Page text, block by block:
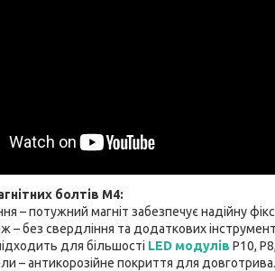
болтів М4:
– потужний магніт забезпечує надійну
– без свердління та додаткових
для більшості LED модулів P10,
– антикорозійне покриття для